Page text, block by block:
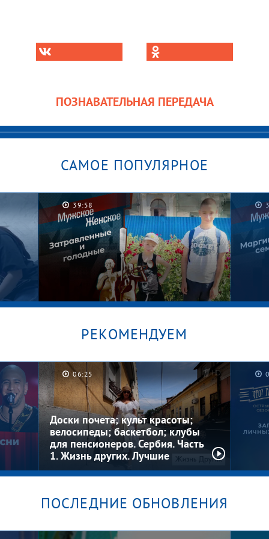
ПОЗНАВАТЕЛЬНАЯ ПЕРЕДАЧА
САМОЕ ПОПУЛЯРНОЕ
39:58
Котлеты на шкафу. Мужское /
Женское
РЕКОМЕНДУЕМ
06:25
Доски почета; культ красоты;
велосипеды; баскетбол; клубы
для пенсионеров. Сербия. Часть
1. Жизнь других. Лучшие
моменты
ПОСЛЕДНИЕ ОБНОВЛЕНИЯ